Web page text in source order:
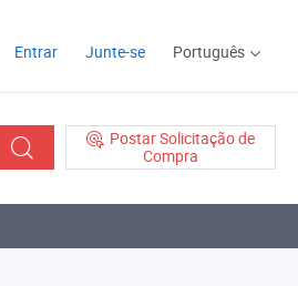
Entrar Junte-se Português
Postar Solicitação de
Compra